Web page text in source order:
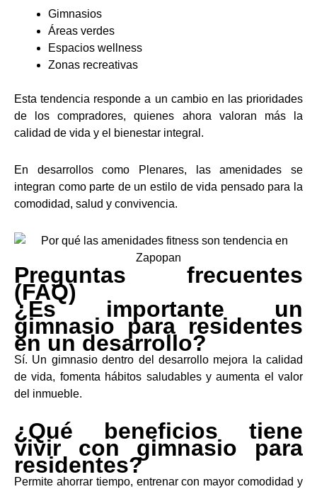
Gimnasios
Áreas verdes
Espacios wellness
Zonas recreativas
Esta tendencia responde a un cambio en las prioridades
de los compradores, quienes ahora valoran más la
calidad de vida y el bienestar integral.
En desarrollos como Plenares, las amenidades se
integran como parte de un estilo de vida pensado para la
comodidad, salud y convivencia.
Preguntas frecuentes
(FAQ)
¿Es importante un
gimnasio para residentes
en un desarrollo?
Sí. Un gimnasio dentro del desarrollo mejora la calidad
de vida, fomenta hábitos saludables y aumenta el valor
del inmueble.
¿Qué beneficios tiene
vivir con gimnasio para
residentes?
Permite ahorrar tiempo, entrenar con mayor comodidad y